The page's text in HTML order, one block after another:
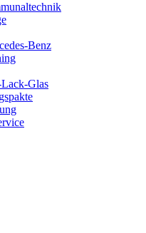
Benz
Glas